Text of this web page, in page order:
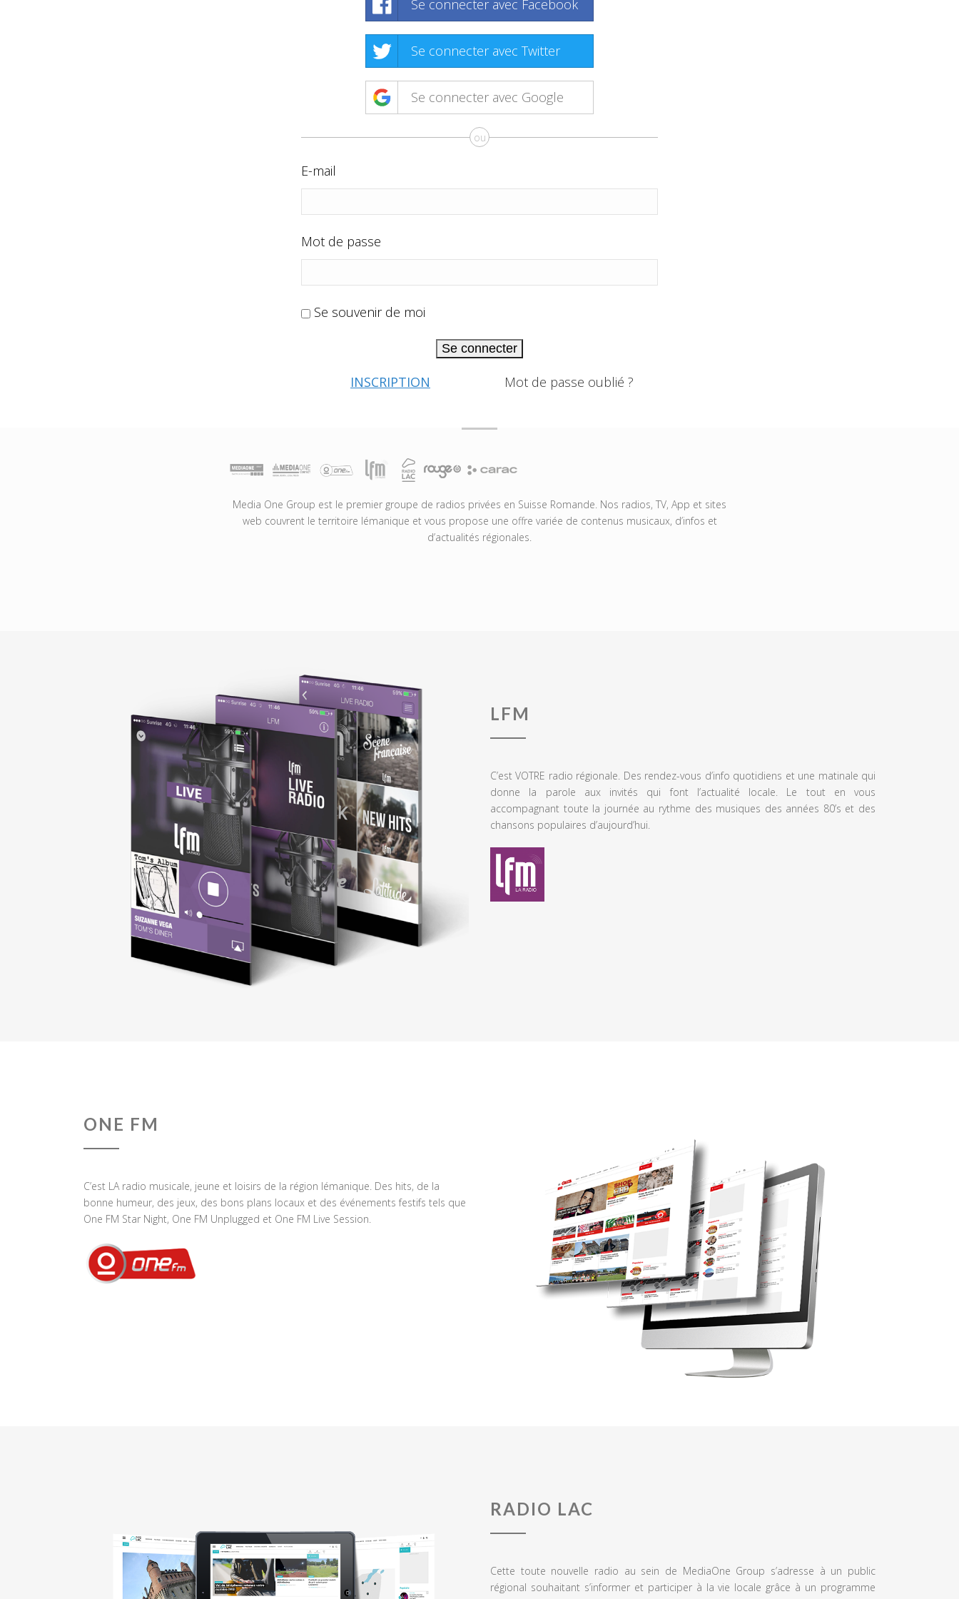
Se connecter avec Facebook
Se connecter avec Twitter
Se connecter avec Google
ou
E-mail
Mot de passe
Se souvenir de moi
Se connecter
INSCRIPTION Mot de passe oublié ?
Media One Group est le premier groupe de radios privées en Suisse Romande. Nos radios, TV, App et sites
web couvrent le territoire lémanique et vous propose une offre variée de contenus musicaux, d’infos et
d’actualités régionales.
LFM
C’est VOTRE radio régionale. Des rendez-vous d’info quotidiens et une matinale qui
donne la parole aux invités qui font l’actualité locale. Le tout en vous
accompagnant toute la journée au rythme des musiques des années 80’s et des
chansons populaires d’aujourd’hui.
ONE FM
C’est LA radio musicale, jeune et loisirs de la région lémanique. Des hits, de la
bonne humeur, des jeux, des bons plans locaux et des événements festifs tels que
One FM Star Night, One FM Unplugged et One FM Live Session.
RADIO LAC
Cette toute nouvelle radio au sein de MediaOne Group s’adresse à un public
régional souhaitant s’informer et participer à la vie locale grâce à un programme